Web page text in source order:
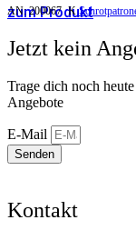
zum Produkt
AN:200067 K
Jetzt kein
Trage dich noch
Angebote
E-Mail
Senden
Kontakt